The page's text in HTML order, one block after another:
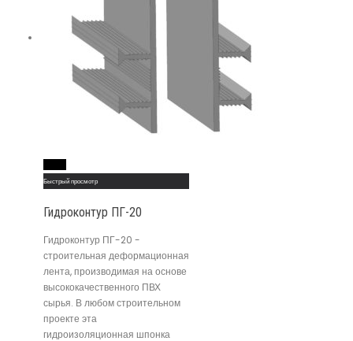
Быстрый просмотр
Гидроконтур ПГ-20
Гидроконтур ПГ-20 -
строительная деформационная
лента, производимая на основе
высококачественного ПВХ
сырья. В любом строительном
проекте эта
гидроизоляционная шпонка